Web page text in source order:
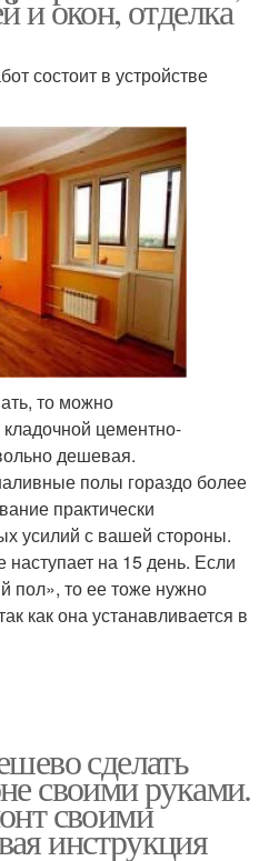
и окон, отделка
состоит в устройстве
то можно
цементно-
дешевая.
полы гораздо более
практически
усилий с вашей стороны.
на 15 день. Если
пол», то ее тоже нужно
как она устанавливается в
сделать
своими руками.
своими
инструкция